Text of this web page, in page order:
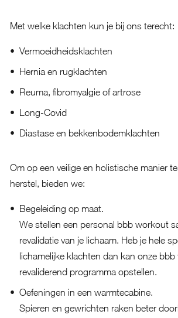
Met welke klachten kun je bij ons terecht:
Vermoeidheidsklachten
Hernia en rugklachten
Reuma, fibromyalgie of artrose
Long-Covid
Diastase en bekkenbodemklachten
Om op een veilige en holistische manier
herstel, bieden we:
Begeleiding op maat.
We stellen een personal bbb workout
revalidatie van je lichaam. Heb je hele
lichamelijke klachten dan kan onze
revaliderend programma opstellen.
Oefeningen in een warmtecabine.
Spieren en gewrichten raken beter